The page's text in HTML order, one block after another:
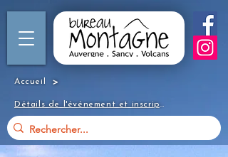
Accueil >
Détails de l'événement et inscription